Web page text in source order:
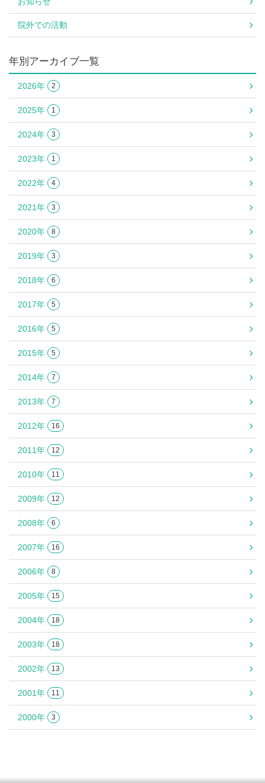
院外での活動
年別アーカイブ一覧
2026年 2
2025年 1
2024年 3
2023年 1
2022年 4
2021年 3
2020年 8
2019年 3
2018年 6
2017年 5
2016年 5
2015年 5
2014年 7
2013年 7
2012年 16
2011年 12
2010年 11
2009年 12
2008年 6
2007年 16
2006年 8
2005年 15
2004年 18
2003年 18
2002年 13
2001年 11
2000年 3